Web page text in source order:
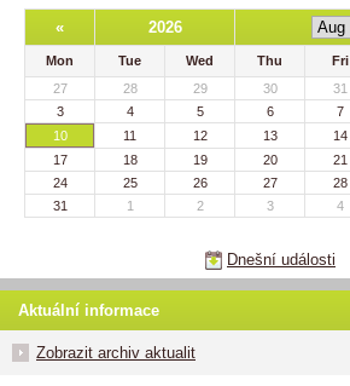
« 2026
Mon Tue Wed Thu Fri
27
28 29 30 31
3
4 5 6 7
10
11 12 13 14
17
18 19 20 21
24
25 26 27 28
31
1 2 3 4
Dnešní události
Aktuální informace
Zobrazit archiv aktualit